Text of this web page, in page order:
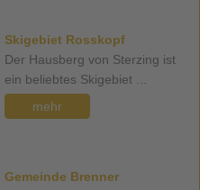
Skigebiet Rosskopf
Der Hausberg von Sterzing ist
ein beliebtes Skigebiet ...
mehr
Gemeinde Brenner